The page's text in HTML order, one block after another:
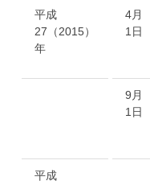
平成
27（2015）
年
4月
1日
9月
1日
平成